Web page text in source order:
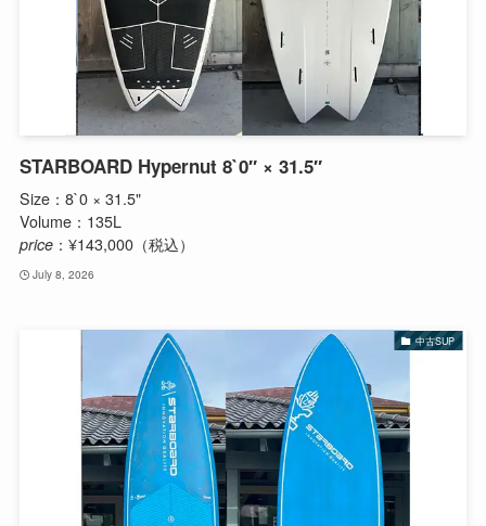
STARBOARD Hypernut 8`0″ × 31.5″
Size：8`0 × 31.5"
Volume：135L
price：¥143,000（税込）
July 8, 2026
中古SUP